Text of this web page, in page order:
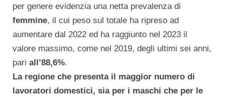
per genere evidenzia una netta prevalenza di
femmine, il cui peso sul totale ha ripreso ad
aumentare dal 2022 ed ha raggiunto nel 2023 il
valore massimo, come nel 2019, degli ultimi sei anni,
pari all’88,6%.
La regione che presenta il maggior numero di
lavoratori domestici, sia per i maschi che per le